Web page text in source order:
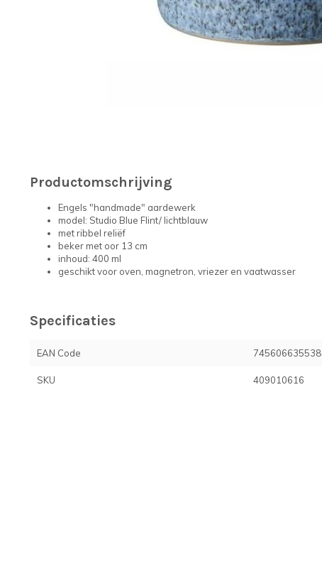
Productomschrijving
Engels "handmade" aardewerk
model: Studio Blue Flint/ lichtblauw
met ribbel reliëf
beker met oor 13 cm
inhoud: 400 ml
geschikt voor oven, magnetron, vriezer en vaatwasser
Specificaties
EAN Code 745606635538
SKU 409010616